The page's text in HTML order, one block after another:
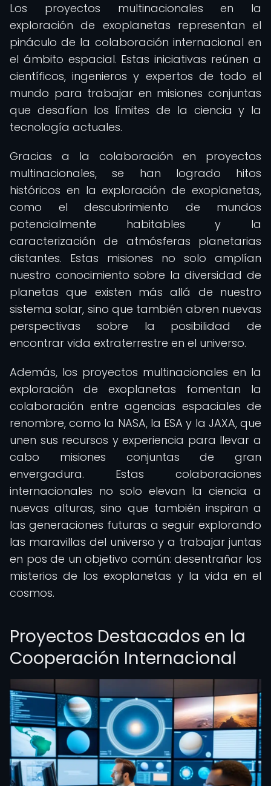
Los proyectos multinacionales en la
exploración de exoplanetas representan el
pináculo de la colaboración internacional en
el ámbito espacial. Estas iniciativas reúnen a
científicos, ingenieros y expertos de todo el
mundo para trabajar en misiones conjuntas
que desafían los límites de la ciencia y la
tecnología actuales.
Gracias a la colaboración en proyectos
multinacionales, se han logrado hitos
históricos en la exploración de exoplanetas,
como el descubrimiento de mundos
potencialmente habitables y la
caracterización de atmósferas planetarias
distantes. Estas misiones no solo amplían
nuestro conocimiento sobre la diversidad de
planetas que existen más allá de nuestro
sistema solar, sino que también abren nuevas
perspectivas sobre la posibilidad de
encontrar vida extraterrestre en el universo.
Además, los proyectos multinacionales en la
exploración de exoplanetas fomentan la
colaboración entre agencias espaciales de
renombre, como la NASA, la ESA y la JAXA, que
unen sus recursos y experiencia para llevar a
cabo misiones conjuntas de gran
envergadura. Estas colaboraciones
internacionales no solo elevan la ciencia a
nuevas alturas, sino que también inspiran a
las generaciones futuras a seguir explorando
las maravillas del universo y a trabajar juntas
en pos de un objetivo común: desentrañar los
misterios de los exoplanetas y la vida en el
cosmos.
Proyectos Destacados en la
Cooperación Internacional